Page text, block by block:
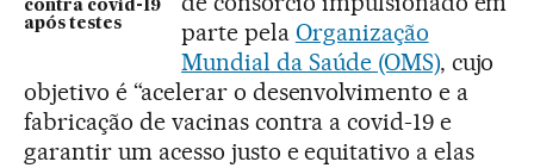
contra covid-19
após testes
parte pela Organização
Mundial da Saúde (OMS), cujo
objetivo é “acelerar o desenvolvimento e a
fabricação de vacinas contra a covid-19 e
garantir um acesso justo e equitativo a elas